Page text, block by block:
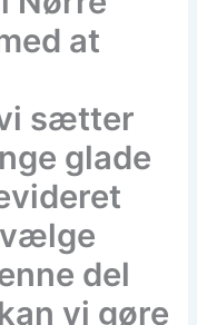
at
sætter
glade
del
vi gøre